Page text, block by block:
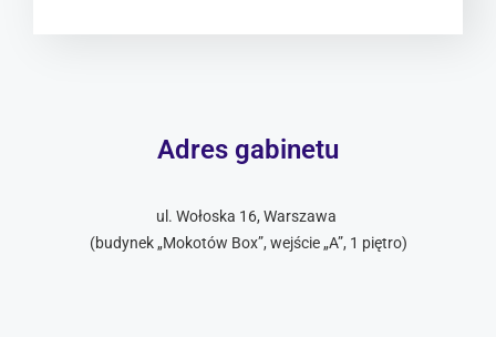
Adres gabinetu
ul. Wołoska 16, Warszawa
(budynek „Mokotów Box”, wejście „A”, 1 piętro)